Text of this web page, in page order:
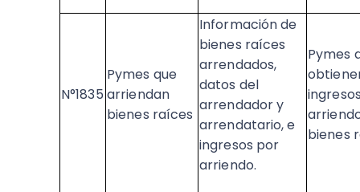
N°1835
Pymes que
arriendan
bienes raíces
Información de
bienes raíces
arrendados,
datos del
arrendador y
arrendatario, e
ingresos por
arriendo. ​
Pymes
bienes